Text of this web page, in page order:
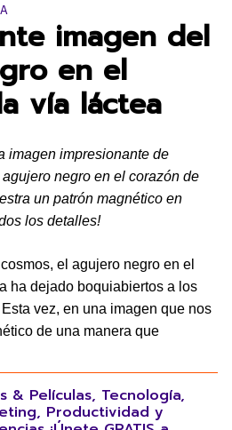
imagen del
en el
vía láctea
imagen impresionante de
negro en el corazón de
un patrón magnético en
los detalles!
el agujero negro en el
ha dejado boquiabiertos a los
vez, en una imagen que nos
de una manera que
& Películas, Tecnología,
Productividad y